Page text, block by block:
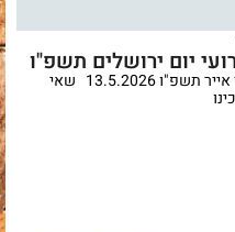
יום ירושלים תשפ"ו
פתיחת אירועי יום ירושלים תשפ"ו כ"ז אייר תשפ"ו 13.5.2026 שאי